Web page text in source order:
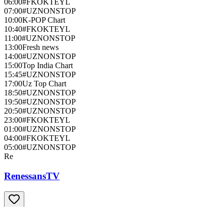
06:00#FKOKTEYL
07:00#UZNONSTOP
10:00K-POP Chart
10:40#FKOKTEYL
11:00#UZNONSTOP
13:00Fresh news
14:00#UZNONSTOP
15:00Top India Chart
15:45#UZNONSTOP
17:00Uz Top Chart
18:50#UZNONSTOP
19:50#UZNONSTOP
20:50#UZNONSTOP
23:00#FKOKTEYL
01:00#UZNONSTOP
04:00#FKOKTEYL
05:00#UZNONSTOP
Re
RenessansTV